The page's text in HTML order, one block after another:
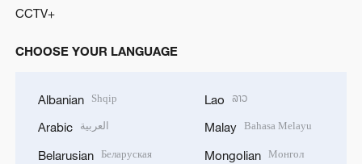
CCTV+
CHOOSE YOUR LANGUAGE
Albanian Shqip
Arabic العربية
Belarusian Беларуская
Lao ລາວ
Malay Bahasa Melayu
Mongolian Монгол